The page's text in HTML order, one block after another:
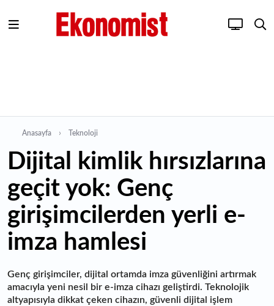
Anasayfa Teknoloji
Dijital kimlik hırsızlarına
geçit yok: Genç
girişimcilerden yerli e-
imza hamlesi
Genç girişimciler, dijital ortamda imza güvenliğini artırmak
amacıyla yeni nesil bir e-imza cihazı geliştirdi. Teknolojik
altyapısıyla dikkat çeken cihazın, güvenli dijital işlem